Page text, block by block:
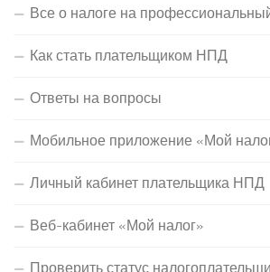
Все о налоге на
Как стать плательщиком НПД
Ответы на вопросы
Мобильное приложение «Мой
Личный кабинет плательщика НПД
Веб-кабинет «Мой налог»
Проверить статус